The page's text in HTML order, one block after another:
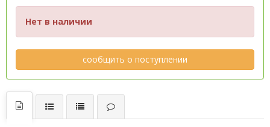
Нет в наличии
сообщить о поступлении